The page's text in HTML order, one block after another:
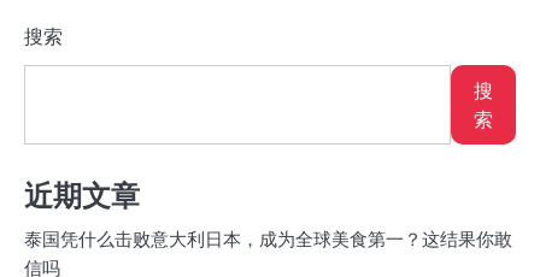
搜索
搜
索
近期文章
泰国凭什么击败意大利日本，成为全球美食第一？这结果你敢
信吗